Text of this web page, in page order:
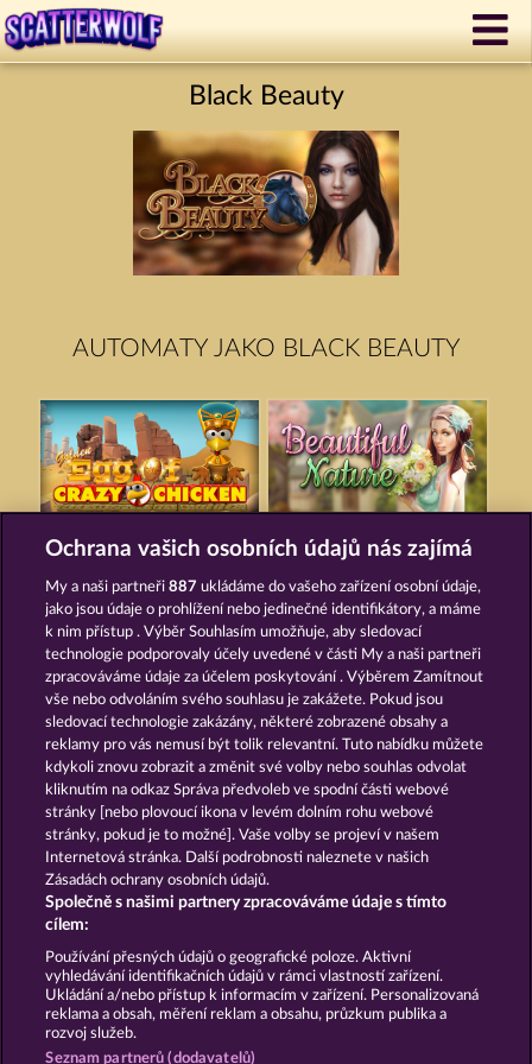
Black Beauty
AUTOMATY JAKO BLACK BEAUTY
GOLDEN EI OF MOORHUHN BEAUTIFUL NATURE
NIGHT WOLVES SAVANNA MOON
Podmínky Prohlášení o ochraně údajů
Kontakt Společnost Časté dotazy
Facebook
Podat Žádost o Odstoupení
Ochrana vašich osobních údajů nás zajímá
My a naši partneři887 ukládáme do vašeho zařízení osobní údaje,
jako jsou údaje o prohlížení nebo jedinečné identifikátory, a máme
k nim přístup . Výběr Souhlasím umožňuje, aby sledovací
technologie podporovaly účely uvedené v části My a naši partneři
zpracováváme údaje za účelem poskytování . Výběrem Zamítnout
vše nebo odvoláním svého souhlasu je zakážete. Pokud jsou
sledovací technologie zakázány, některé zobrazené obsahy a
reklamy pro vás nemusí být tolik relevantní. Tuto nabídku můžete
kdykoli znovu zobrazit a změnit své volby nebo souhlas odvolat
kliknutím na odkaz Správa předvoleb ve spodní části webové
stránky [nebo plovoucí ikona v levém dolním rohu webové
stránky, pokud je to možné]. Vaše volby se projeví v našem
Internetová stránka. Další podrobnosti naleznete v našich
Zásadách ochrany osobních údajů.
Společně s našimi partnery zpracováváme údaje s tímto
cílem:
Používání přesných údajů o geografické poloze. Aktivní
vyhledávání identifikačních údajů v rámci vlastností zařízení.
Ukládání a/nebo přístup k informacím v zařízení. Personalizovaná
reklama a obsah, měření reklam a obsahu, průzkum publika a
rozvoj služeb.
Seznam partnerů (dodavatelů)